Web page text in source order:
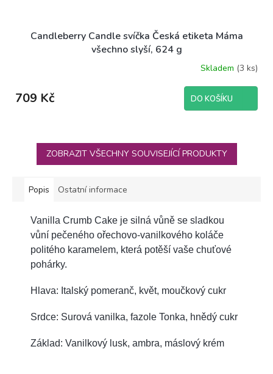
Candleberry Candle svíčka Česká etiketa Máma
všechno slyší, 624 g
Skladem (3 ks)
709 Kč DO KOŠÍKU
ZOBRAZIT VŠECHNY SOUVISEJÍCÍ PRODUKTY
Popis Ostatní informace
Vanilla Crumb Cake je silná vůně se sladkou
vůní pečeného ořechovo-vanilkového koláče
politého karamelem, která potěší vaše chuťové
pohárky.
Hlava: Italský pomeranč, květ, moučkový cukr
Srdce: Surová vanilka, fazole Tonka, hnědý cukr
Základ: Vanilkový lusk, ambra, máslový krém